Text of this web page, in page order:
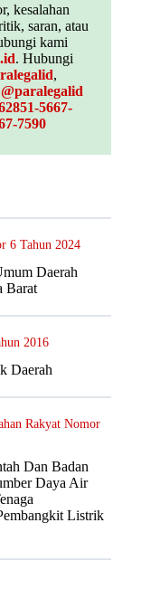
kesalahan
saran, atau
kami
. Hubungi
,
@paralegalid
5667-
7590
6 Tahun 2024
Daerah
Barat
2016
Daerah
Rakyat Nomor
Dan Badan
Daya Air
Listrik